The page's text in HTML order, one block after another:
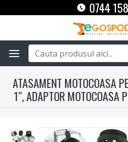
0744
ATASAMENT MOTOCOASA
1″, ADAPTOR MOTOCOASA